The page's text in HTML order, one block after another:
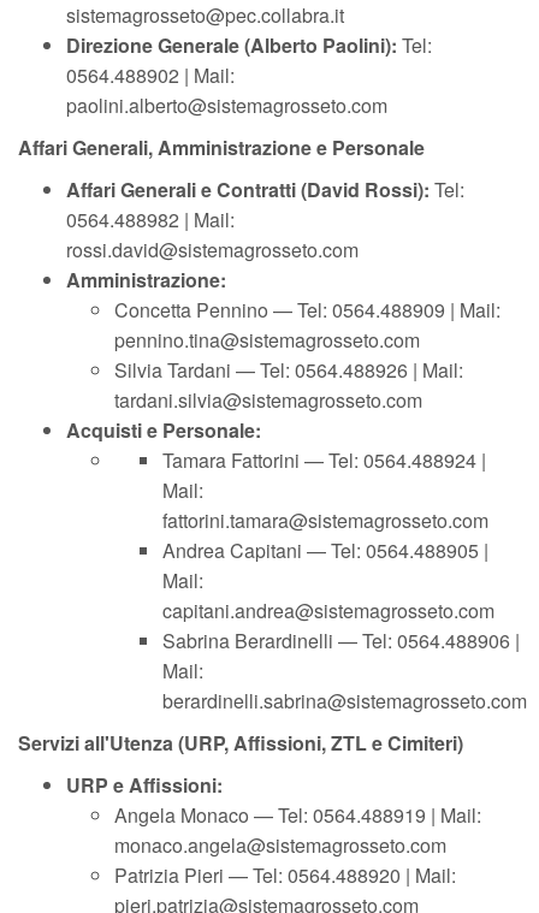
sistemagrosseto@pec.collabra.it
Direzione Generale (Alberto Paolini): Tel:
0564.488902 | Mail:
paolini.alberto@sistemagrosseto.com
Affari Generali, Amministrazione e Personale
Affari Generali e Contratti (David Rossi): Tel:
0564.488982 | Mail:
rossi.david@sistemagrosseto.com
Amministrazione:
Concetta Pennino — Tel: 0564.488909 | Mail:
pennino.tina@sistemagrosseto.com
Silvia Tardani — Tel: 0564.488926 | Mail:
tardani.silvia@sistemagrosseto.com
Acquisti e Personale:
Tamara Fattorini — Tel: 0564.488924 |
Mail:
fattorini.tamara@sistemagrosseto.com
Andrea Capitani — Tel: 0564.488905 |
Mail:
capitani.andrea@sistemagrosseto.com
Sabrina Berardinelli — Tel: 0564.488906 |
Mail:
berardinelli.sabrina@sistemagrosseto.com
Servizi all'Utenza (URP, Affissioni, ZTL e Cimiteri)
URP e Affissioni:
Angela Monaco — Tel: 0564.488919 | Mail:
monaco.angela@sistemagrosseto.com
Patrizia Pieri — Tel: 0564.488920 | Mail:
pieri.patrizia@sistemagrosseto.com